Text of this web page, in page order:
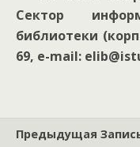
Сектор
библиотеки
69, e-mail:
Предыдущая